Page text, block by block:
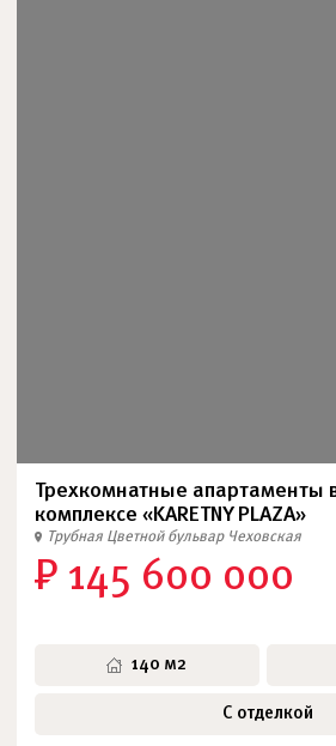
Трехкомнатные апартаменты
комплексе «KARETNY PLAZA»
Трубная Цветной бульвар Чеховская
₽ 145 600 000
140 м2
С отделкой